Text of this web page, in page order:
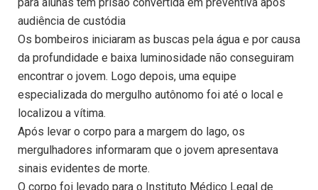
audiência de custódia
Os bombeiros iniciaram as buscas pela água e por causa
da profundidade e baixa luminosidade não conseguiram
encontrar o jovem. Logo depois, uma equipe
especializada do mergulho autônomo foi até o local e
localizou a vítima.
Após levar o corpo para a margem do lago, os
mergulhadores informaram que o jovem apresentava
sinais evidentes de morte.
O corpo foi levado para o Instituto Médico Legal de